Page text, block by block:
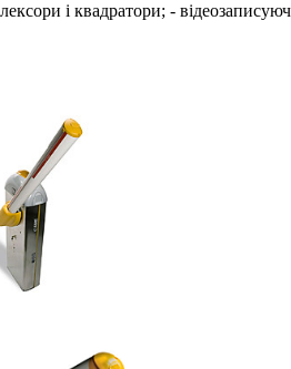
і квадратори; -